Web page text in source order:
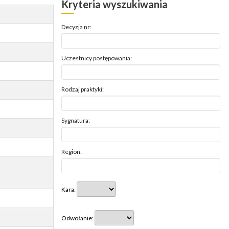
Kryteria wyszukiwania
Decyzja nr:
Uczestnicy postępowania:
Rodzaj praktyki:
Sygnatura:
Region:
Kara:
Odwołanie: